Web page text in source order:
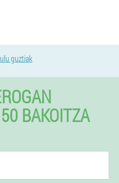
guztiak
BAKOITZA